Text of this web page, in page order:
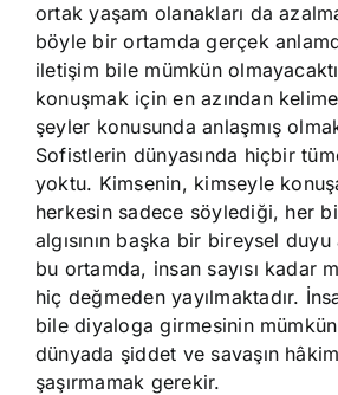
ortak yaşam olanakları da
böyle bir ortamda gerçek
iletişim bile mümkün
konuşmak için en azından
şeyler konusunda anlaşmış
Sofistlerin dünyasında hiçbir
yoktu. Kimsenin, kimseyle
herkesin sadece söylediği, her
algısının başka bir bireysel duyu
bu ortamda, insan sayısı kadar
hiç değmeden yayılmaktadır.
bile diyaloga girmesinin mümkün
dünyada şiddet ve savaşın
şaşırmamak gerekir.